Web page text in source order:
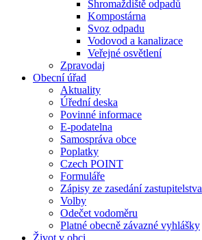
Shromaždiště odpadů
Kompostárna
Svoz odpadu
Vodovod a kanalizace
Veřejné osvětlení
Zpravodaj
Obecní úřad
Aktuality
Úřední deska
Povinné informace
E-podatelna
Samospráva obce
Poplatky
Czech POINT
Formuláře
Zápisy ze zasedání zastupitelstva
Volby
Odečet vodoměru
Platné obecně závazné vyhlášky
Život v obci